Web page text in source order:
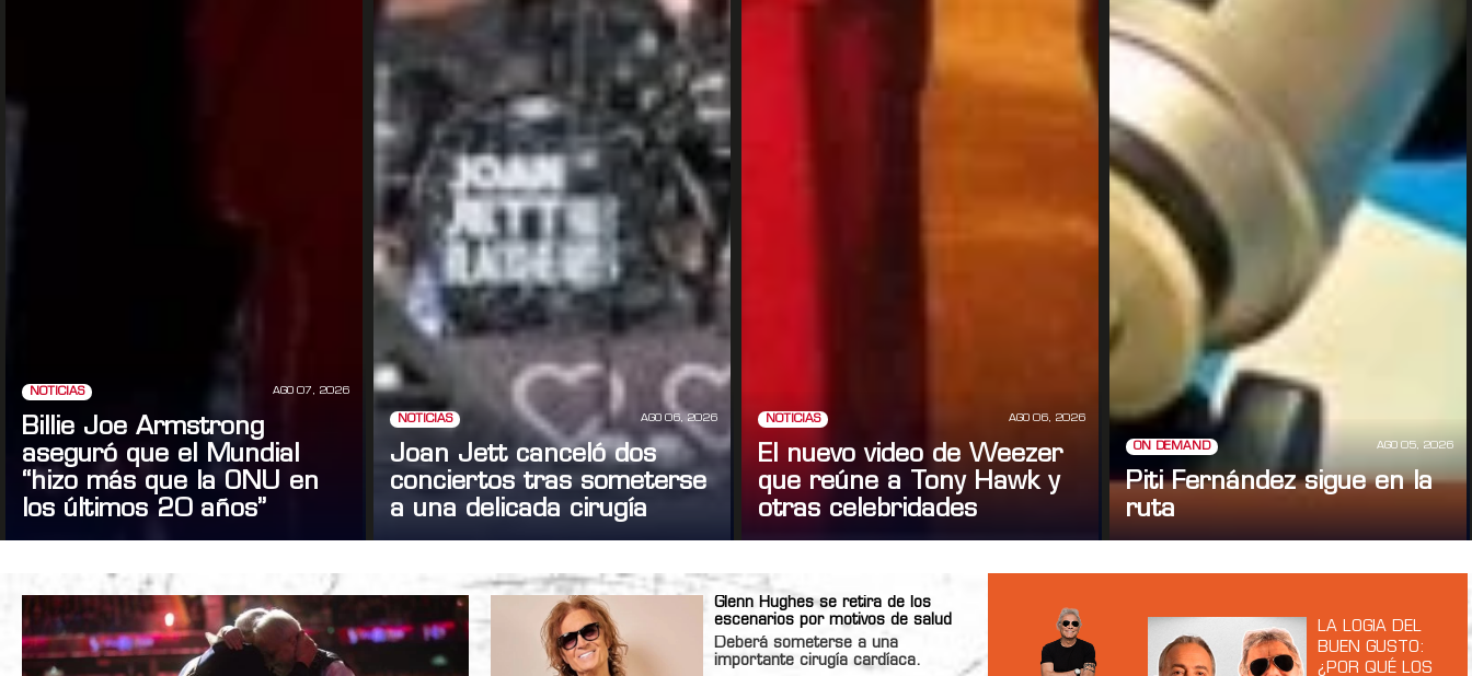
NOTICIAS AGO 07, 2026
Billie Joe Armstrong
aseguró que el Mundial
“hizo más que la ONU en
los últimos 20 años”
NOTICIAS AGO 06, 2026
Joan Jett canceló dos
conciertos tras someterse
a una delicada cirugía
NOTICIAS AGO 06, 2026
El nuevo video de Weezer
que reúne a Tony Hawk y
otras celebridades
ON DEMAND AGO 05, 2026
Piti Fernández sigue en la
ruta
Glenn Hughes se retira de los
escenarios por motivos de salud
Deberá someterse a una
importante cirugía cardíaca.
LA LOGIA DEL
BUEN GUSTO:
¿POR QUÉ LOS